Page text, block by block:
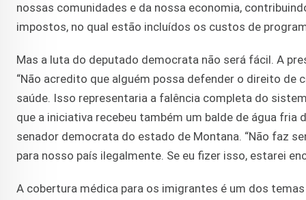
nossas comunidades e da nossa economia,
impostos, no qual estão incluídos os custos de
Mas a luta do deputado democrata não será fácil. A
“Não acredito que alguém possa defender o direito de
saúde. Isso representaria a falência completa do
que a iniciativa recebeu também um balde de água fria
senador democrata do estado de Montana. “Não faz
para nosso país ilegalmente. Se eu fizer isso, estarei
A cobertura médica para os imigrantes é um dos